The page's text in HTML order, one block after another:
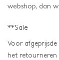
webshop, dan
**Sale
Voor
het retourneren